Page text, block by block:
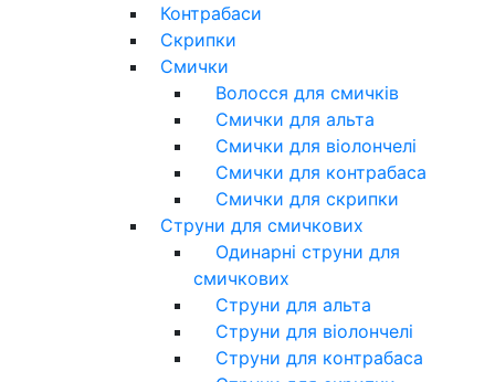
Контрабаси
Скрипки
Смички
Волосся для смичків
Смички для альта
Смички для віолончелі
Смички для контрабаса
Смички для скрипки
Струни для смичкових
Одинарні струни для
смичкових
Струни для альта
Струни для віолончелі
Струни для контрабаса